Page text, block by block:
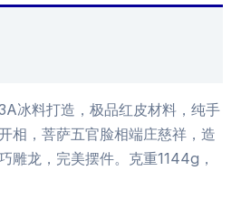
冰料打造，极品红皮材料，纯手
相，菩萨五官脸相端庄慈祥，造
雕龙，完美摆件。克重1144g，